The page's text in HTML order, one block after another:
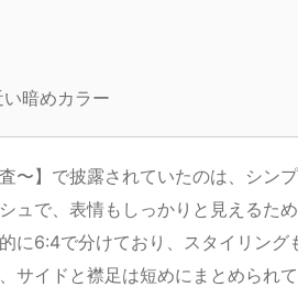
い暗めカラー
〜】で披露されていたのは、シン
ュで、表情もしっかりと見えるた
に6:4で分けており、スタイリング
サイドと襟足は短めにまとめられて